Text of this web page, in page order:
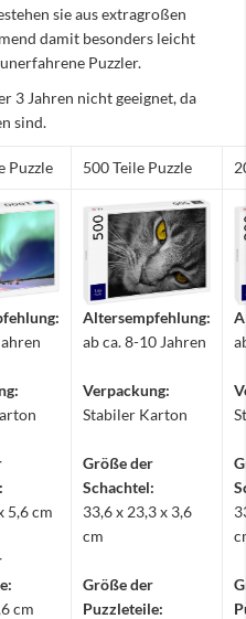
sie aus extragroßen
damit besonders leicht
Puzzler.
3 Jahren nicht geeignet, da
sind.
Puzzle 500 Teile Puzzle
5,6 cm
cm
Altersempfehlung:
ab ca. 8-10 Jahren
Verpackung:
Stabiler Karton
Größe der
Schachtel:
33,6 x 23,3 x 3,6
cm
Größe der
Puzzleteile: